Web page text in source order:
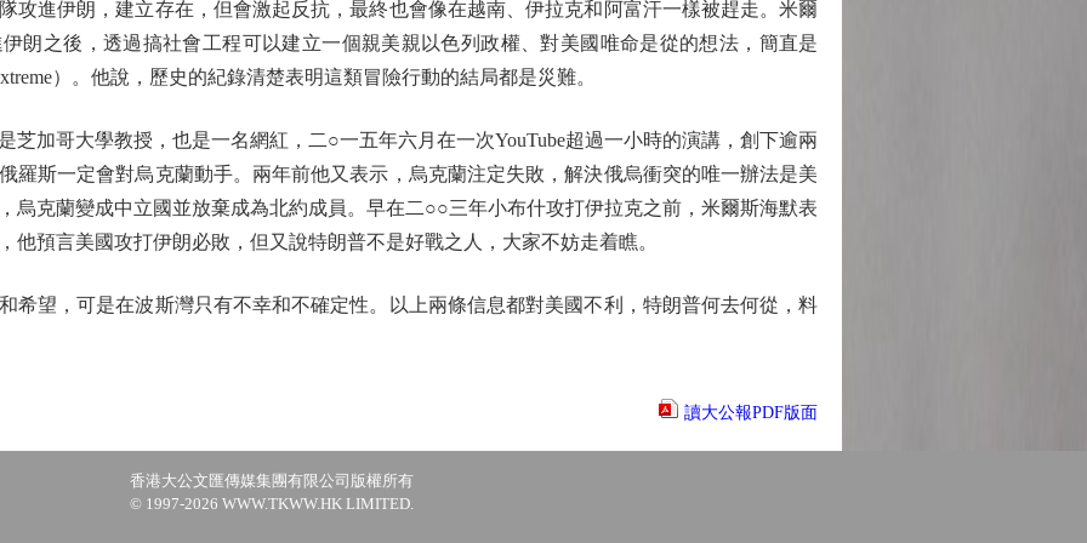
伊朗，建立存在，但會激起反抗，最終也會像在越南、伊拉克和阿富汗一樣被趕走。米爾
朗之後，透過搞社會工程可以建立一個親美親以色列政權、對美國唯命是從的想法，簡直是
）。他說，歷史的紀錄清楚表明這類冒險行動的結局都是災難。
哥大學教授，也是一名網紅，二○一五年六月在一次YouTube超過一小時的演講，創下逾兩
羅斯一定會對烏克蘭動手。兩年前他又表示，烏克蘭注定失敗，解決俄烏衝突的唯一辦法是美
烏克蘭變成中立國並放棄成為北約成員。早在二○○三年小布什攻打伊拉克之前，米爾斯海默表
他預言美國攻打伊朗必敗，但又說特朗普不是好戰之人，大家不妨走着瞧。
，可是在波斯灣只有不幸和不確定性。以上兩條信息都對美國不利，特朗普何去何從，料
讀大公報PDF版面
香港大公文匯傳媒集團有限公司版權所有
© 1997-2026 WWW.TKWW.HK LIMITED.